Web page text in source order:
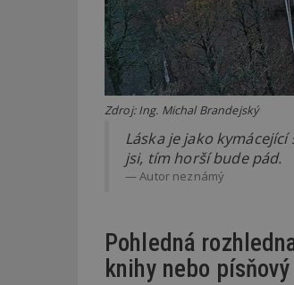
Zdroj: Ing. Michal Brandejský
Láska je jako
jsi, tím horší bude pád.
Autor neznámý
Pohledná
knihy nebo